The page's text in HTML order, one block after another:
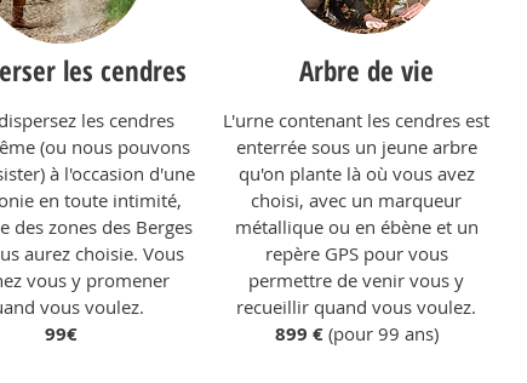
les cendres
les cendres
(ou nous pouvons
à l'occasion d'une
en toute intimité,
des zones des Berges
aurez choisie. Vous
vous y promener
vous voulez.
99€
Arbre de vie
L'urne contenant les cendres est
enterrée sous un jeune arbre
qu'on plante là où vous avez
choisi, avec un marqueur
métallique ou en ébène et un
repère GPS pour vous
permettre de venir vous y
recueillir quand vous voulez.
899 €(pour 99 ans)